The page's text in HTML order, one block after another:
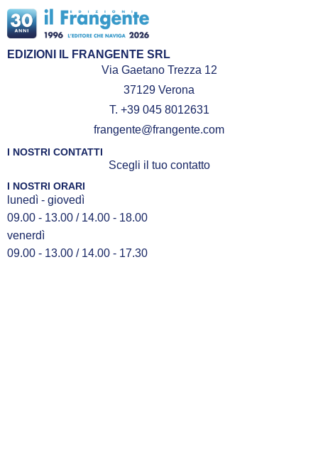
EDIZIONI IL FRANGENTE SRL
Via Gaetano Trezza 12
37129 Verona
T. +39 045 8012631
frangente@frangente.com
I NOSTRI CONTATTI
Scegli il tuo contatto
I NOSTRI ORARI
lunedì - giovedì
09.00 - 13.00 / 14.00 - 18.00
venerdì
09.00 - 13.00 / 14.00 - 17.30